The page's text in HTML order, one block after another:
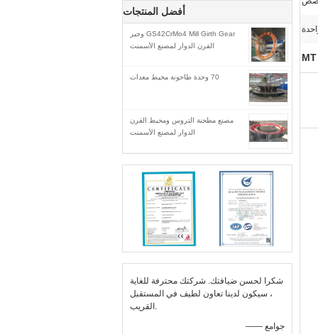
أفضل المنتجات
GS42CrMo4 Mill Girth Gear وجير
الفرن الدوار لمصنع الأسمنت
70 وحدة طاحونة محيط معدات
مصنع مطحنة التروس ومحيط الفرن
الدوار لمصنع الأسمنت
شكرا لحسن ضيافتك. شركتك محترفة للغاية
، سيكون لدينا تعاون لطيف في المستقبل
القريب.
—— جوامع